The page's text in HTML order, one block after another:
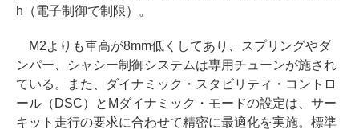
h（電子制御で制限）。
M2よりも車高が8mm低くしてあり、スプリングやダ
ンパー、シャシー制御システムは専用チューンが施され
ている。また、ダイナミック・スタビリティ・コントロ
ール（DSC）とMダイナミック・モードの設定は、サー
キット走行の要求に合わせて精密に最適化を実施。標準